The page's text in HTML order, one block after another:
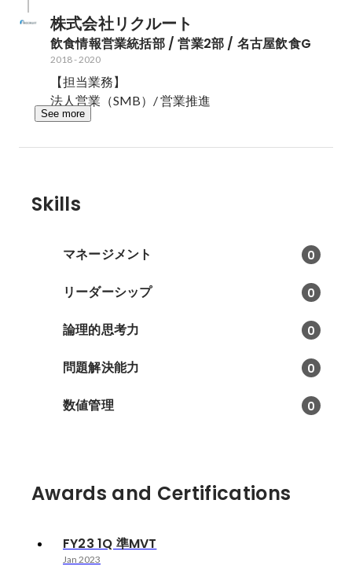
株式会社リクルート
飲食情報営業統括部 / 営業2部 / 名古屋飲食G
2018-2020
【担当業務】
法人営業（SMB）/ 営業推進
See more
Skills
マネージメント 0
リーダーシップ 0
論理的思考力 0
問題解決能力 0
数値管理 0
Awards and Certifications
FY23 1Q 準MVT
Jan 2023